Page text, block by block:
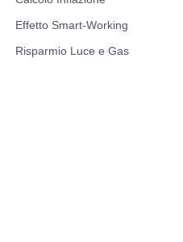
Effetto Smart-Working
Risparmio Luce e Gas